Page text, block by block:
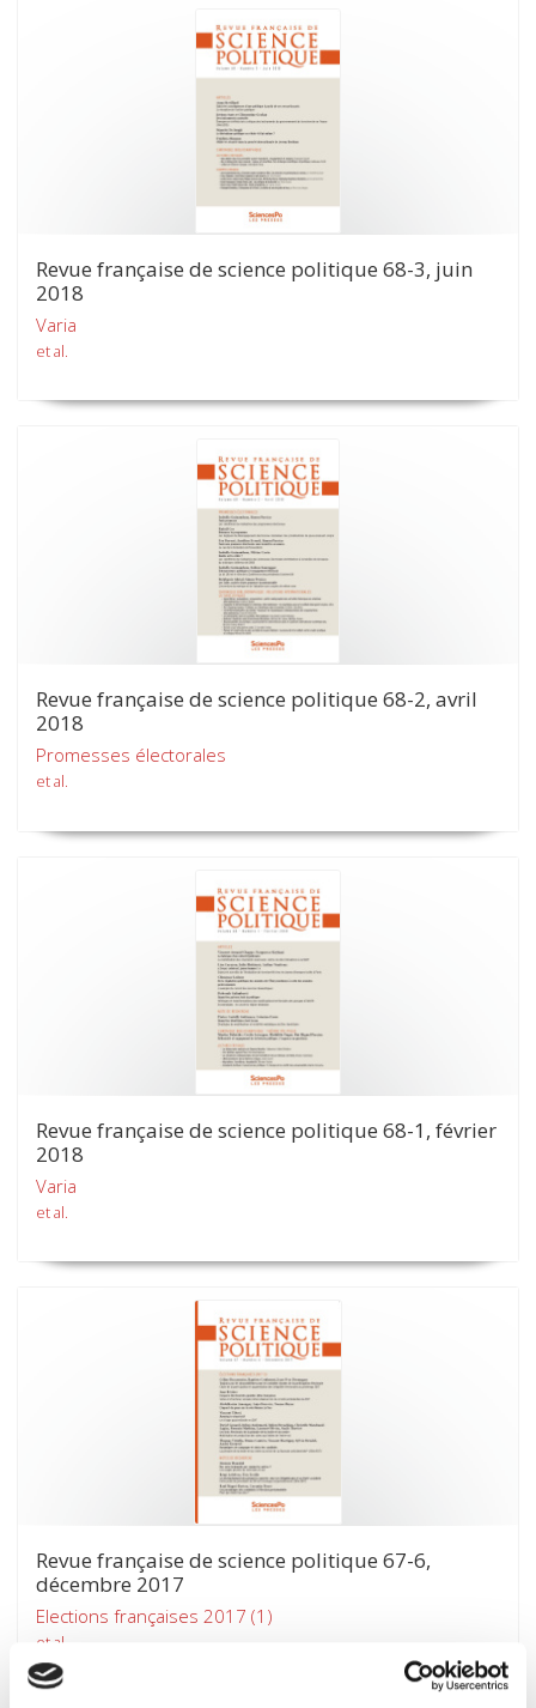
Revue française de science politique 68-3, juin
2018
Varia
et al.
Revue française de science politique 68-2, avril
2018
Promesses électorales
et al.
Revue française de science politique 68-1, février
2018
Varia
et al.
Revue française de science politique 67-6,
décembre 2017
Elections françaises 2017 (1)
et al.